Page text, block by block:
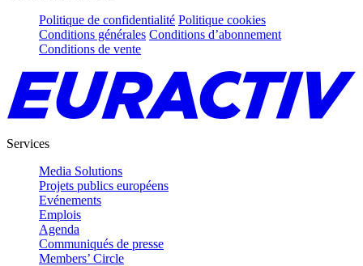
Politique de confidentialité Politique cookies
Conditions générales Conditions d’abonnement
Conditions de vente
Services
Media Solutions
Projets publics européens
Evénements
Emplois
Agenda
Communiqués de presse
Members’ Circle